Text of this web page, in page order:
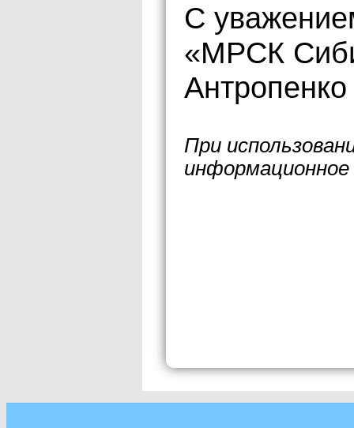
С
«МРСК
Антропенко
При